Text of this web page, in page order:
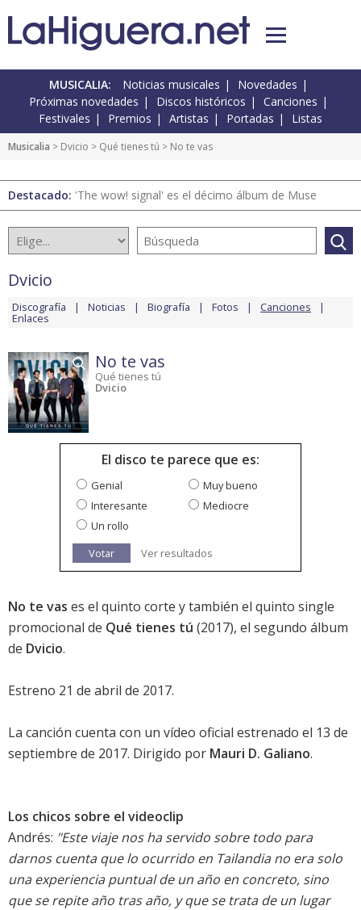
MUSICALIA: Noticias musicales
Novedades
Próximas novedades
Discos históricos
Canciones
Festivales
Premios Artistas Portadas Listas
Musicalia > Dvicio > Qué tienes tú > No te vas
Destacado: 'The wow! signal' es el décimo álbum de Muse
Dvicio
Discografía Noticias Biografía Fotos Canciones
Enlaces
No te vas
Qué tienes tú
Dvicio
El disco te parece que es:
Genial
Muy bueno
Interesante
Mediocre
Un rollo
Votar
Ver resultados
No te vas es el quinto corte y también el quinto single
promocional de Qué tienes tú (2017), el segundo álbum
de Dvicio.
Estreno 21 de abril de 2017.
La canción cuenta con un vídeo oficial estrenado el 13 de
septiembre de 2017. Dirigido por Mauri D. Galiano.
Los chicos sobre el videoclip
Andrés: "Este viaje nos ha servido sobre todo para
darnos cuenta que lo ocurrido en Tailandia no era solo
una experiencia puntual de un año en concreto, sino
que se repite año tras año, y que se trata de un lugar